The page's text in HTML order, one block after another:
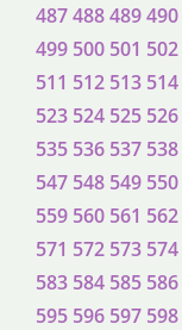
487488489490
499 500 501 502
511 512 513 514
523 524 525 526
535 536 537 538
547 548 549 550
559 560 561 562
571 572 573 574
583 584 585 586
595 596 597 598